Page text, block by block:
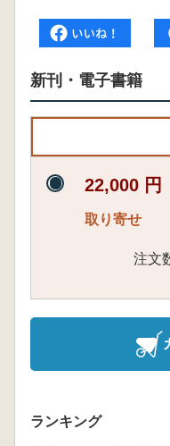
新刊・電子書籍
22,000 円
取り寄せ
注文
ランキング